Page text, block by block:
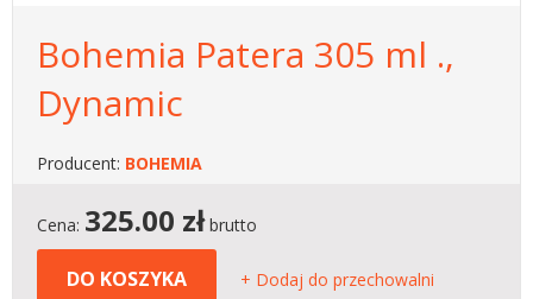
Bohemia Patera 305 ml .,
Dynamic
Producent: BOHEMIA
Cena: 325.00 złbrutto
DO KOSZYKA + Dodaj do przechowalni